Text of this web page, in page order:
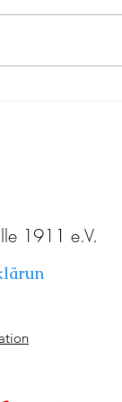
1911 e.V.